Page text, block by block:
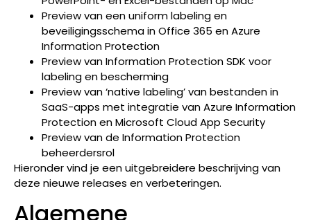
Preview van een uniform labeling en
beveiligingsschema in Office 365 en Azure
Information Protection
Preview van Information Protection SDK voor
labeling en bescherming
Preview van ‘native labeling’ van bestanden in
SaaS-apps met integratie van Azure Information
Protection en Microsoft Cloud App Security
Preview van de Information Protection
beheerdersrol
Hieronder vind je een uitgebreidere beschrijving van
deze nieuwe releases en verbeteringen.
Algemene